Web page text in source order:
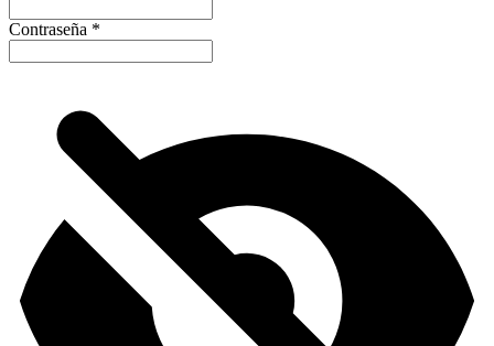
Contraseña *